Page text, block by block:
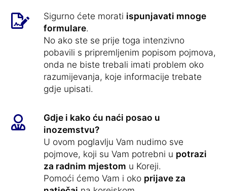
Sigurno ćete morati ispunjavati mnoge
formulare.
No ako ste se prije toga intenzivno
pobavili s pripremljenim popisom pojmova,
onda ne biste trebali imati problem oko
razumijevanja, koje informacije trebate
gdje upisati.
Gdje i kako ću naći posao u
inozemstvu?
U ovom poglavlju Vam nudimo sve
pojmove, koji su Vam potrebni u potrazi
za radnim mjestom u Koreji.
Pomoći ćemo Vam i oko prijave za